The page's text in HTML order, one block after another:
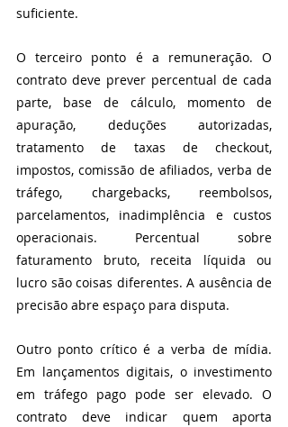
suficiente.
O terceiro ponto é a remuneração. O
contrato deve prever percentual de cada
parte, base de cálculo, momento de
apuração, deduções autorizadas,
tratamento de taxas de checkout,
impostos, comissão de afiliados, verba de
tráfego, chargebacks, reembolsos,
parcelamentos, inadimplência e custos
operacionais. Percentual sobre
faturamento bruto, receita líquida ou
lucro são coisas diferentes. A ausência de
precisão abre espaço para disputa.
Outro ponto crítico é a verba de mídia.
Em lançamentos digitais, o investimento
em tráfego pago pode ser elevado. O
contrato deve indicar quem aporta